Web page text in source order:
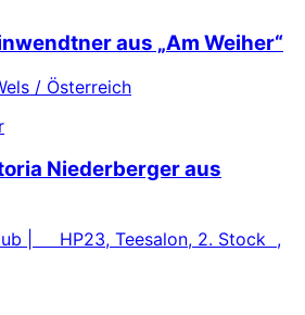
aus „Am Weiher“
/ Österreich
Niederberger aus
| HP23, Teesalon, 2. Stock ,